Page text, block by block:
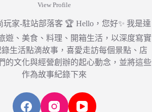
View Profile
玩家-駐站部落客 🏆 Hello，您好✨ 我是達
遊、美食、料理、開箱生活，以深度寫實
生活點滴故事，喜愛走訪每個景點、店
的文化與經營創辦的起心動念，並將這些
作為故事紀錄下來